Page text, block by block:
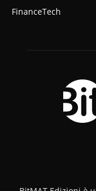
FinanceTech